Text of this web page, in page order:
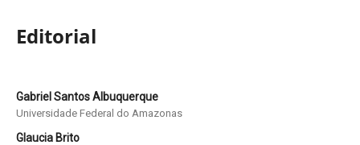
Editorial
Gabriel Santos Albuquerque
Universidade Federal do Amazonas
Glaucia Brito